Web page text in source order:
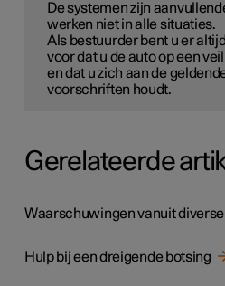
De systemen zijn
werken niet in alle situaties.
Als bestuurder bent u er
voor dat u de auto op een
en dat u zich aan de
voorschriften houdt.
Gerelateerde
Waarschuwingen vanuit
Hulp bij een dreigende botsing